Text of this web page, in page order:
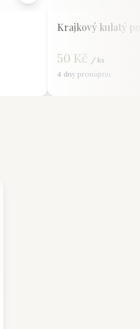
Krajkový kulatý
50 Kč / ks
4 dny pronájmu